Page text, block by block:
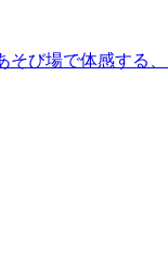
そび場で体感する